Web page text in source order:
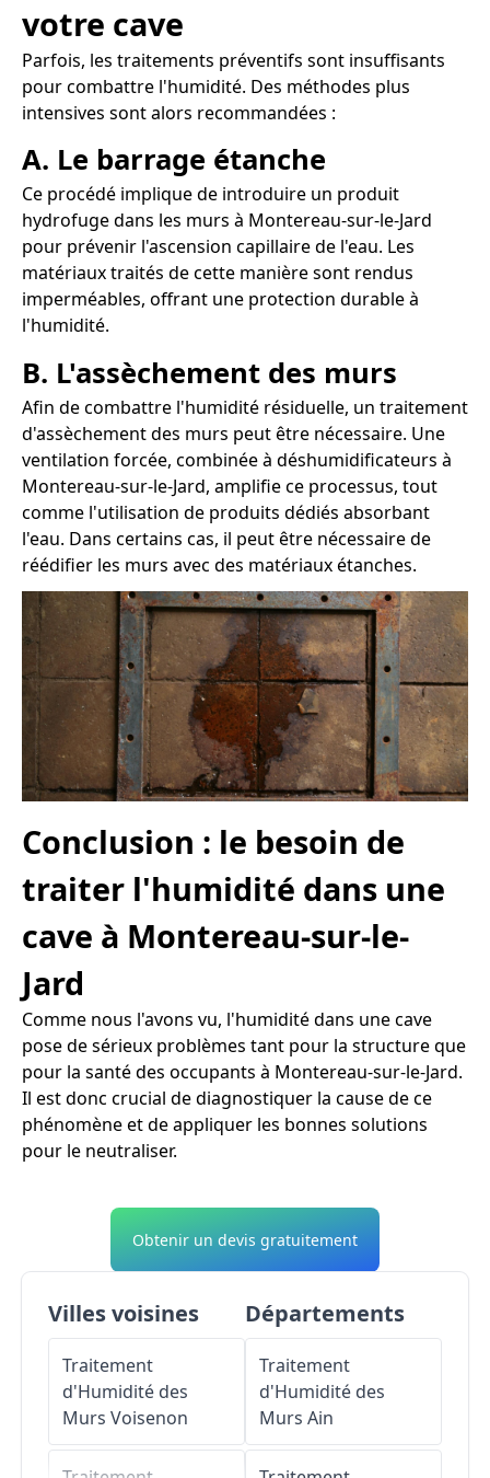
votre cave
Parfois, les traitements préventifs sont insuffisants
pour combattre l'humidité. Des méthodes plus
intensives sont alors recommandées :
A. Le barrage étanche
Ce procédé implique de introduire un produit
hydrofuge dans les murs à Montereau-sur-le-Jard
pour prévenir l'ascension capillaire de l'eau. Les
matériaux traités de cette manière sont rendus
imperméables, offrant une protection durable à
l'humidité.
B. L'assèchement des murs
Afin de combattre l'humidité résiduelle, un traitement
d'assèchement des murs peut être nécessaire. Une
ventilation forcée, combinée à déshumidificateurs à
Montereau-sur-le-Jard, amplifie ce processus, tout
comme l'utilisation de produits dédiés absorbant
l'eau. Dans certains cas, il peut être nécessaire de
réédifier les murs avec des matériaux étanches.
Conclusion : le besoin de
traiter l'humidité dans une
cave à Montereau-sur-le-
Jard
Comme nous l'avons vu, l'humidité dans une cave
pose de sérieux problèmes tant pour la structure que
pour la santé des occupants à Montereau-sur-le-Jard.
Il est donc crucial de diagnostiquer la cause de ce
phénomène et de appliquer les bonnes solutions
pour le neutraliser.
Obtenir un devis gratuitement
Villes voisines
Traitement
d'Humidité des
Murs Voisenon
Départements
Traitement
d'Humidité des
Murs Ain